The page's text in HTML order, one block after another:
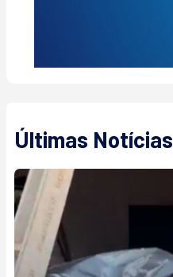
Últimas Notícias